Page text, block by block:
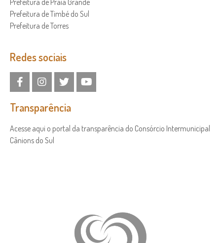
Prefeitura de Praia Grande
Prefeitura de Timbé do Sul
Prefeitura de Torres
Redes sociais
Transparência
Acesse aqui o portal da transparência do Consórcio Intermunicipal
Cânions do Sul